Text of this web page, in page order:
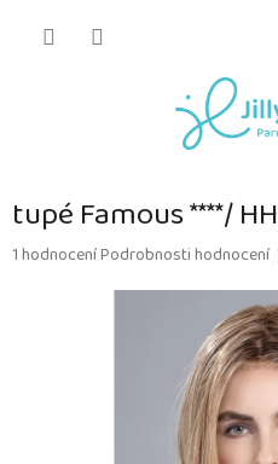
tupé Famous ****/ HH
Průměrné
1 hodnoceníPodrobnosti hodnocení